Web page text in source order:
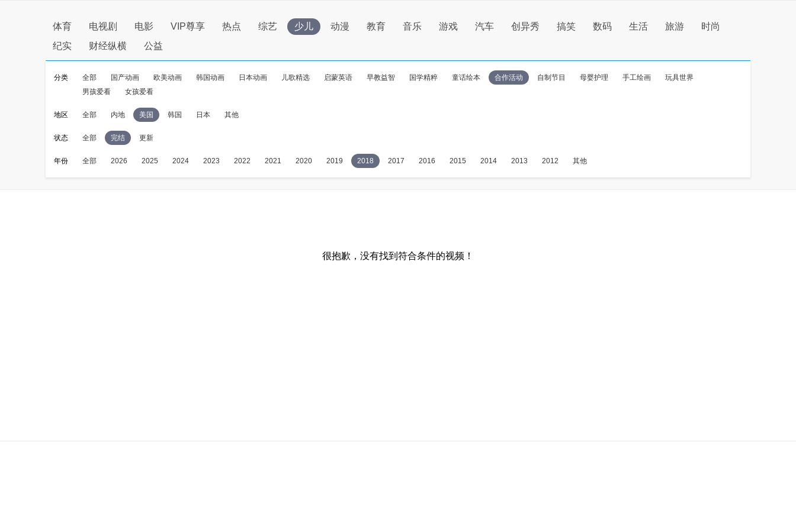
体育 电视剧 电影 VIP尊享 热点 综艺 少儿 动漫 教育 音乐 游戏 汽车 创异秀 搞笑 数码 生活 旅游
时尚
纪实
财经纵横 公益
分类 全部 国产动画 欧美动画 韩国动画 日本动画 儿歌精选 启蒙英语 早教益智 国学精粹 童话绘本 合作活动 自制节目 母婴护理 手工绘画
玩具世界
男孩爱看
女孩爱看
地区 全部 内地 美国 韩国 日本 其他
状态 全部 完结 更新
年份 全部 2026 2025 2024 2023 2022 2021 2020 2019 2018 2017 2016 2015 2014 2013 2012 其他
很抱歉，没有找到符合条件的视频！